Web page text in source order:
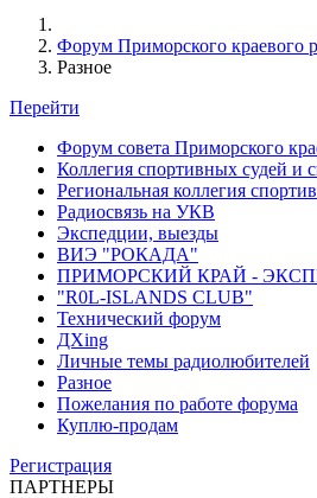
Форум Приморского краевого
Разное
Перейти
Форум совета Приморского
Коллегия спортивных судей и
Региональная коллегия
Радиосвязь на УКВ
Экспедции, выезды
ВИЭ "РОКАДА"
ПРИМОРСКИЙ КРАЙ -
"R0L-ISLANDS CLUB"
Технический форум
ДХing
Личные темы радиолюбителей
Разное
Пожелания по работе форума
Куплю-продам
Регистрация
ПАРТНЕРЫ